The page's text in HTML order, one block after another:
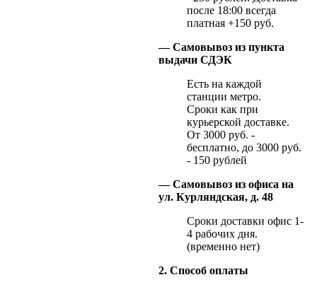
после 18:00 всегда
платная +150 руб.
— Самовывоз из пункта
выдачи СДЭК
Есть на каждой
станции метро.
Сроки как при
курьерской доставке.
От 3000 руб. -
бесплатно, до 3000 руб.
- 150 рублей
— Самовывоз из офиса на
ул. Курляндская, д. 48
Сроки доставки офис 1-
4 рабочих дня.
(временно нет)
2. Способ оплаты